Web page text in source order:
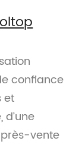
confiance
et
vente